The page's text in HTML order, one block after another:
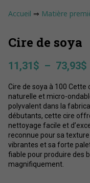
Accueil ⇒ Matière
Cire de soya
11,31 $ – 73,93$
Cire de soya à 100
naturelle et micro-
polyvalent dans la
débutants, cette cire
nettoyage facile et
reconnue pour sa
vibrantes et sa forte
fiable pour produire des
magnifiquement.